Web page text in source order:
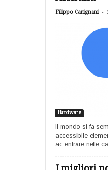
Filippo Carignani -
Hardware
Il mondo si fa
accessibile
ad entrare nelle